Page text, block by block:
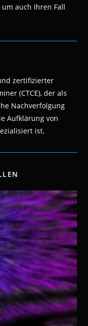
auch Ihren Fall
zertifizierter
(CTCE), der als
Nachverfolgung
Aufklärung von
ist.